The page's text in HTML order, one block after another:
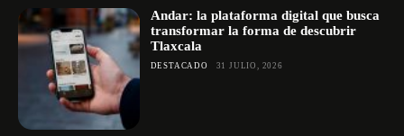
Andar: la plataforma digital que busca
transformar la forma de descubrir
Tlaxcala
DESTACADO 31 JULIO, 2026